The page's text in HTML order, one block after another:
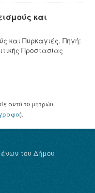
και
και Πυρκαγιές. Πηγή:
Προστασίας
αυτό το μητρώο
).
του Δήμου